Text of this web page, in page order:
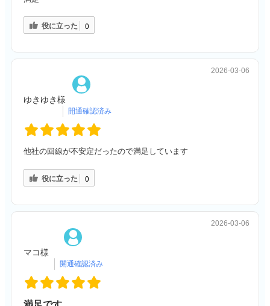
役に立った 0
ゆきゆき様
2026-03-06
他社の回線が不安定だったので満足しています
役に立った 0
マコ様
2026-03-06